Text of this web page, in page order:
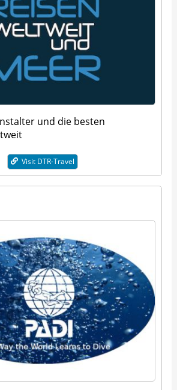
und die besten
Visit DTR-Travel